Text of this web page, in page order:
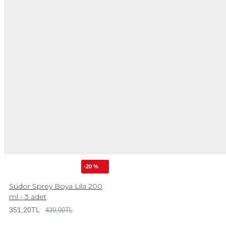
-20 %
Südor Sprey Boya Lila 200
ml - 3 adet
351,20TL 439,00TL